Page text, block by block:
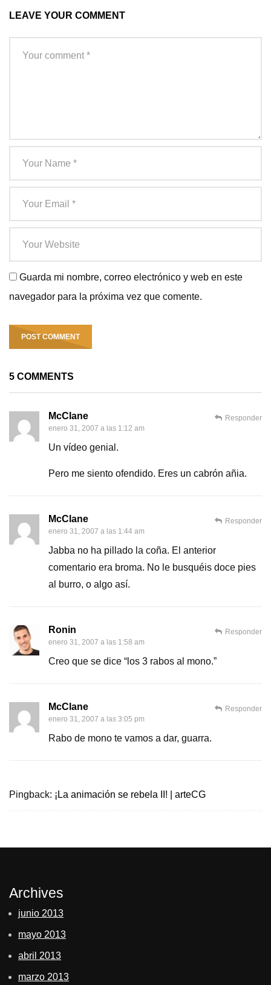
LEAVE YOUR COMMENT
Guarda mi nombre, correo electrónico y web en este
navegador para la próxima vez que comente.
5 COMMENTS
McClane
enero 31, 2007 a las 1:12 am
Un vídeo genial.
Pero me siento ofendido. Eres un cabrón añia.
Responder
McClane
enero 31, 2007 a las 1:44 am
Jabba no ha pillado la coña. El anterior
comentario era broma. No le busquéis doce pies
al burro, o algo así.
Responder
Ronin
enero 31, 2007 a las 1:58 am
Creo que se dice “los 3 rabos al mono.”
Responder
McClane
enero 31, 2007 a las 3:05 pm
Rabo de mono te vamos a dar, guarra.
Responder
Pingback: ¡La animación se rebela II! | arteCG
Archives
junio 2013
mayo 2013
abril 2013
marzo 2013